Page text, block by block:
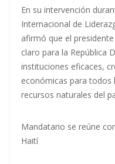
En su intervención
Internacional de
afirmó que el
claro para la República
instituciones eficaces,
económicas para todos
recursos naturales del
Mandatario se reúne
Haití